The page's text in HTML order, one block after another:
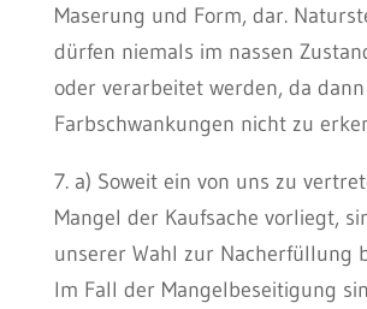
Maserung und Form, dar.
dürfen niemals im nassen
oder verarbeitet werden, da
Farbschwankungen nicht zu
7. a) Soweit ein von uns zu
Mangel der Kaufsache vorliegt,
unserer Wahl zur Nacherfüllung
Im Fall der Mangelbeseitigung